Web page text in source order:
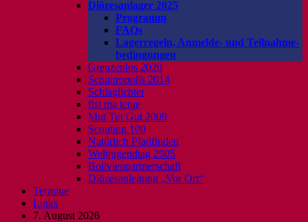
Diözesanlager 2025
Programm
FAQs
Lagerregeln, Anmelde- und Teilnahme-
bedingungen
Grenzenlos 2020
Scouttropolis 2014
Schlaglichter
fisi ma tente
Mut Tut Gut 2009
Scouting 100
Natürlich Pfadfinden
Weltjugendtag 2005
Bolivienpartnerschaft
Diözesanleitung „Vor Ort“
Termine
Links
7. August 2026